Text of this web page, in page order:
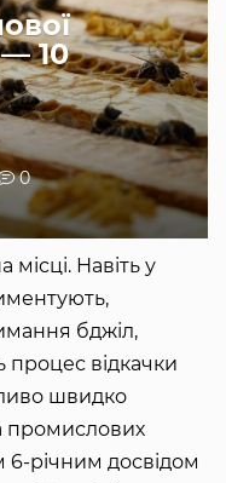
10
0
місці. Навіть у
бджіл,
процес відкачки
швидко
промислових
6-річним досвідом